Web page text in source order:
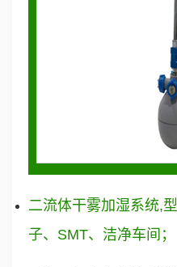
二流体干雾加湿系统,
子、SMT、洁净车间；